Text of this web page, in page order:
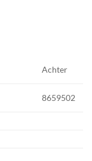
Achter
8659502